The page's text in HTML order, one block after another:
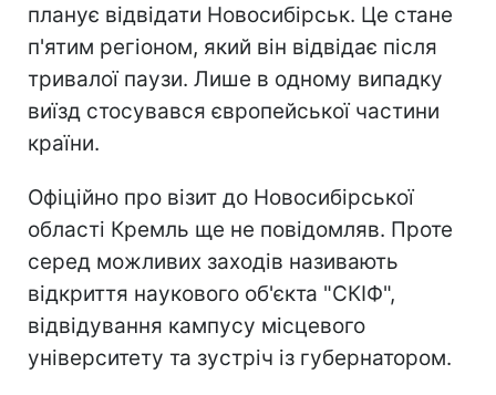
планує відвідати Новосибірськ. Це стане
п'ятим регіоном, який він відвідає після
тривалої паузи. Лише в одному випадку
виїзд стосувався європейської частини
країни.
Офіційно про візит до Новосибірської
області Кремль ще не повідомляв. Проте
серед можливих заходів називають
відкриття наукового об'єкта "СКІФ",
відвідування кампусу місцевого
університету та зустріч із губернатором.